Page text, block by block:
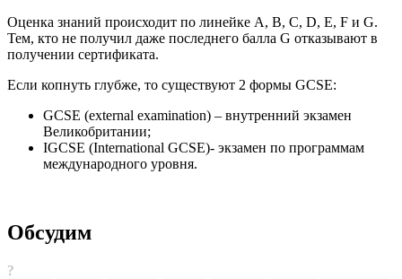
Оценка знаний происходит по линейке А, В, С, D, Е, F и G.
Тем, кто не получил даже последнего балла G отказывают в
получении сертификата.
Если копнуть глубже, то существуют 2 формы GCSE:
GCSE (external examination) – внутренний экзамен
Великобритании;
IGCSE (International GCSE)- экзамен по программам
международного уровня.
Обсудим
?